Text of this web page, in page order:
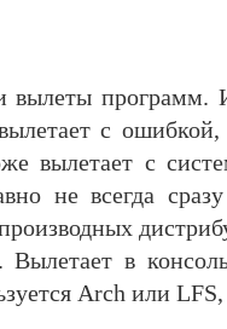
программ.
с
вылетает с
не всегда
Вылетает в
Arch или